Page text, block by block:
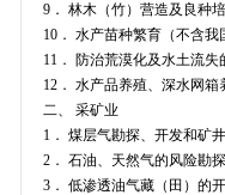
9． 林木（竹）营造及良种
10． 水产苗种繁育（不含
11． 防治荒漠化及水土流
12． 水产品养殖、深水网
二、 采矿业
1． 煤层气勘探、开发和矿
2． 石油、天然气的风险勘
3． 低渗透油气藏（田）的